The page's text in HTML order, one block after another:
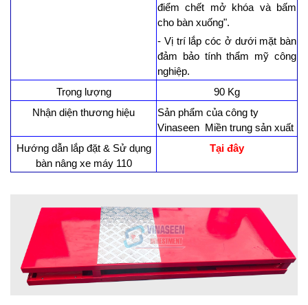
điểm chết mở khóa và bấm
cho bàn xuống".
- Vị trí lắp cóc ở dưới mặt bàn
đảm bảo tính thẩm mỹ công
nghiệp.
Trọng lượng
90 Kg
Nhận diện thương hiệu
Sản phẩm của công ty
Vinaseen Miền trung sản xuất
Hướng dẫn lắp đặt & Sử dụng
bàn nâng xe máy 110
Tại đây